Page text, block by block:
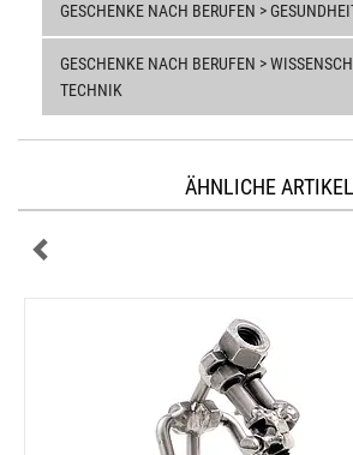
GESCHENKE NACH BERUFEN >
GESCHENKE NACH BERUFEN >
TECHNIK
ÄHNLICHE ARTIKEL